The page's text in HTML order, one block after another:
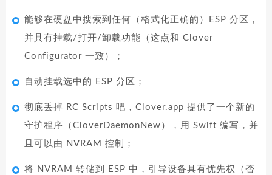
能够在硬盘中搜索到任何（格式化正确的）ESP 分区，
并具有挂载/打开/卸载功能（这点和 Clover
Configurator 一致）；
自动挂载选中的 ESP 分区；
彻底丢掉 RC Scripts 吧，Clover.app 提供了一个新的
守护程序（CloverDaemonNew），用 Swift 编写，并
且可以由 NVRAM 控制；
将 NVRAM 转储到 ESP 中，引导设备具有优先权（否